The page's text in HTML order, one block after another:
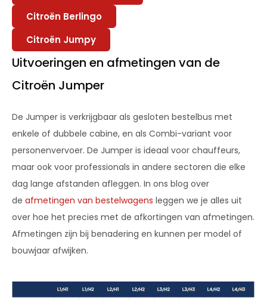
Citroën Berlingo
Citroën Jumpy
Uitvoeringen en afmetingen van de
Citroën Jumper
De Jumper is verkrijgbaar als gesloten bestelbus met
enkele of dubbele cabine, en als Combi-variant voor
personenvervoer. De Jumper is ideaal voor chauffeurs,
maar ook voor professionals in andere sectoren die elke
dag lange afstanden afleggen. In ons blog over
de afmetingen van bestelwagens leggen we je alles uit
over hoe het precies met de afkortingen van afmetingen.
Afmetingen zijn bij benadering en kunnen per model of
bouwjaar afwijken.